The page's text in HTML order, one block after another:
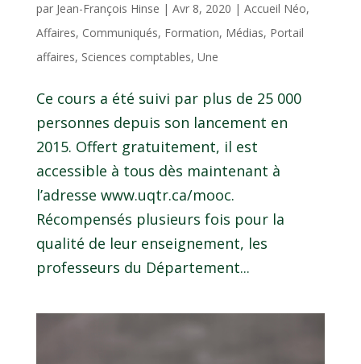
par Jean-François Hinse | Avr 8, 2020 | Accueil Néo,
Affaires, Communiqués, Formation, Médias, Portail
affaires, Sciences comptables, Une
Ce cours a été suivi par plus de 25 000
personnes depuis son lancement en
2015. Offert gratuitement, il est
accessible à tous dès maintenant à
l’adresse www.uqtr.ca/mooc.
Récompensés plusieurs fois pour la
qualité de leur enseignement, les
professeurs du Département...